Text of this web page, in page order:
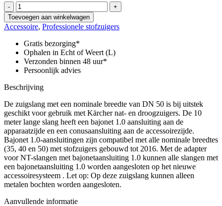
-
Zuigslang,
NT,
DN
50,
lengte
4
m,
oliebestendig,
bajonet
aantal
+
Toevoegen aan winkelwagen
Accessoire, Professionele stofzuigers
Gratis bezorging*
Ophalen in Echt of Weert (L)
Verzonden binnen 48 uur*
Persoonlijk advies
Beschrijving
De zuigslang met een nominale breedte van DN 50 is bij uitstek
geschikt voor gebruik met Kärcher nat- en droogzuigers. De 10
meter lange slang heeft een bajonet 1.0 aansluiting aan de
apparaatzijde en een conusaansluiting aan de accessoirezijde.
Bajonet 1.0-aansluitingen zijn compatibel met alle nominale breedtes
(35, 40 en 50) met stofzuigers gebouwd tot 2016. Met de adapter
voor NT-slangen met bajonetaansluiting 1.0 kunnen alle slangen met
een bajonetaansluiting 1.0 worden aangesloten op het nieuwe
accessoiresysteem . Let op: Op deze zuigslang kunnen alleen
metalen bochten worden aangesloten.
Aanvullende informatie